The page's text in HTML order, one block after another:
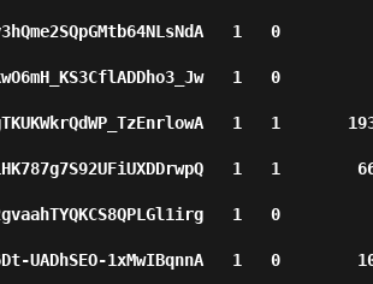
1   0
1   0
1   1
1   1
1   0
UADhSEO-1xMwIBqnnA   1   0